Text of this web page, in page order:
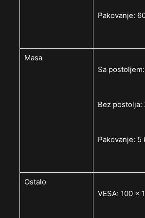
Pakovanje:
Masa
Sa
Bez postolja:
Pakovanje: 5
Ostalo
VESA: 100 x